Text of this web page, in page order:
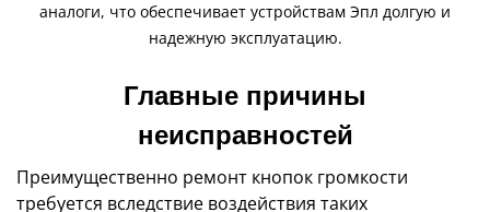
аналоги, что обеспечивает устройствам Эпл долгую и
надежную эксплуатацию.
Главные причины
неисправностей
Преимущественно ремонт кнопок громкости
требуется вследствие воздействия таких